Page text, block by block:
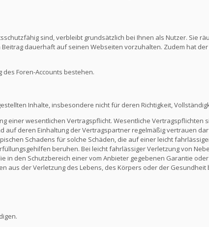
sind, verbleibt grundsätzlich bei Ihnen als Nutzer. Sie
dauerhaft auf seinen Webseiten vorzuhalten. Zudem hat
Foren-Accounts bestehen.
Inhalte, insbesondere nicht für deren Richtigkeit,
einer wesentlichen Vertragspflicht. Wesentliche Vertragspflichten
deren Einhaltung der Vertragspartner regelmäßig vertrauen
Schadens für solche Schäden, die auf einer leicht
beruhen. Bei leicht fahrlässiger Verletzung von
in den Schutzbereich einer vom Anbieter gegebenen Garantie
aus der Verletzung des Lebens, des Körpers oder der